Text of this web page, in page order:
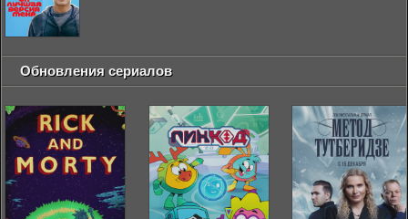
Обновления сериалов